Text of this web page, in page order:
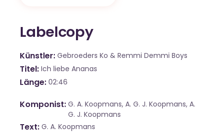
Labelcopy
Künstler Gebroeders Ko & Remmi Demmi Boys
Titel Ich liebe Ananas
Länge 02:46
Komponist G. A. Koopmans, A. G. J. Koopmans, A.
G. J. Koopmans
Text G. A. Koopmans